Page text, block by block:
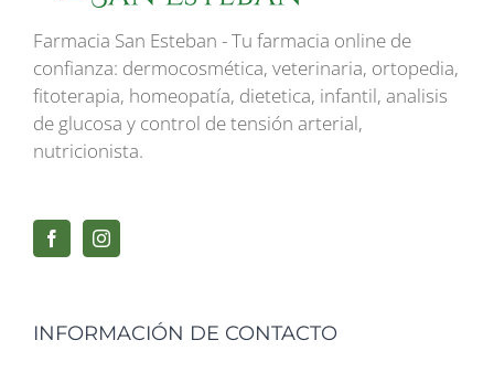
Farmacia San Esteban - Tu farmacia online de
confianza: dermocosmética, veterinaria, ortopedia,
fitoterapia, homeopatía, dietetica, infantil, analisis
de glucosa y control de tensión arterial,
nutricionista.
INFORMACIÓN DE CONTACTO